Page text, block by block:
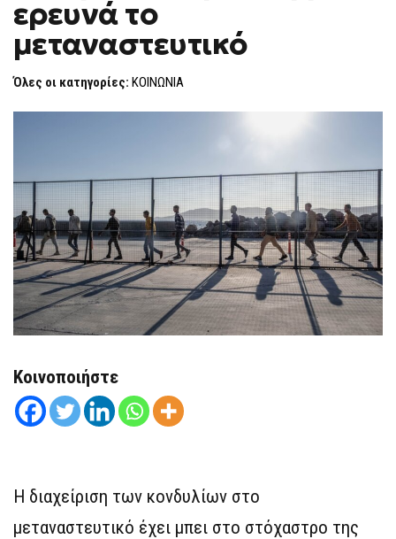
ΜΕΤΑΝΑΣΤΕΥΤΙΚΌ
ερευνά το
μεταναστευτικό
Όλες οι κατηγορίες: ΚΟΙΝΩΝΙΑ
Κοινοποιήστε
Η διαχείριση των κονδυλίων στο
μεταναστευτικό έχει μπει στο στόχαστρο της